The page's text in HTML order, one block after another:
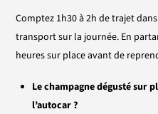
Comptez 1h30 à 2h de trajet
transport sur la journée. En
heures sur place avant de
Le champagne dégusté sur
l’autocar ?